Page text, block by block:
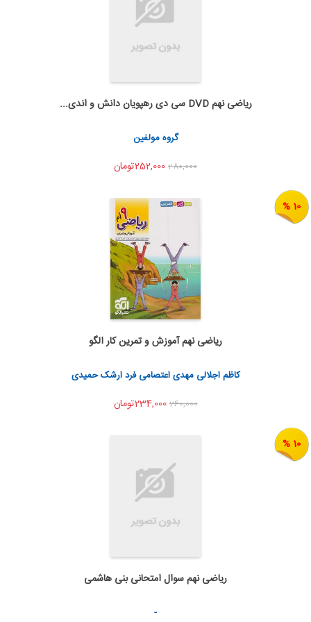
به من اطلاع بده
اشتراک گذاری
ریاضی نهم DVD سی دی رهپویان دانش و اندی...
گروه مولفین
280,000
10 %
به من اطلاع بده
اشتراک گذاری
ریاضی نهم آموزش و تمرین کار الگو
کاظم اجلالی مهدی اعتصامی فرد ارشک حمیدی
260,000234,000تومان
10 %
به من اطلاع بده
اشتراک گذاری
ریاضی نهم سوال امتحانی بنی هاشمی
-